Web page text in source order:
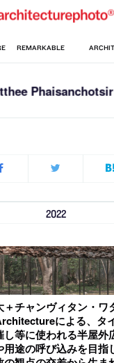
2022
＋チャンヴィタン・
による、タ
し等に使われる半屋外
用途の呼び込みを目指